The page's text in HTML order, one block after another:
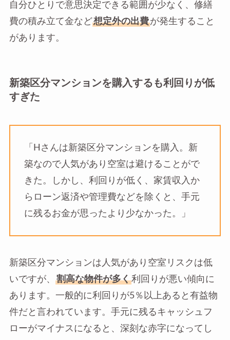
自分ひとりで意思決定できる範囲が少なく、修繕
費の積み立て金など想定外の出費が発生すること
があります。
新築区分マンションを購入するも利回りが低
すぎた
「Hさんは新築区分マンションを購入。新
築なので人気があり空室は避けることがで
きた。しかし、利回りが低く、家賃収入か
らローン返済や管理費などを除くと、手元
に残るお金が思ったより少なかった。」
新築区分マンションは人気があり空室リスクは低
いですが、
割高な物件が多く利回りが悪い傾向に
あります。一般的に利回りが5％以上あると有益物
件だと言われています。手元に残るキャッシュフ
ローがマイナスになると、深刻な赤字になってし